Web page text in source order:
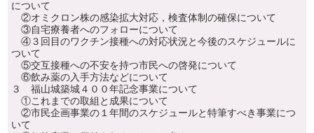
について
②オミクロン株の感染拡大対応，検査体制の確保について
③自宅療養者へのフォローについて
④３回目のワクチン接種への対応状況と今後のスケジュールに
ついて
⑤交互接種への不安を持つ市民への啓発について
⑥飲み薬の入手方法などについて
３ 福山城築城４００年記念事業について
①これまでの取組と成果について
②市民企画事業の１年間のスケジュールと特筆すべき事業につ
いて